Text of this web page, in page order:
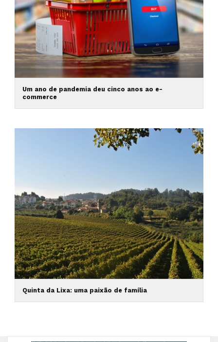
Um ano de pandemia deu cinco anos ao e-
commerce
Quinta da Lixa: uma paixão de família